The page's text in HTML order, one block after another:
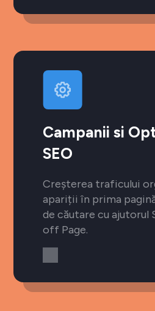
Campanii si
SEO
Creșterea traficului
apariții în prima
de căutare cu ajutorul
off Page.